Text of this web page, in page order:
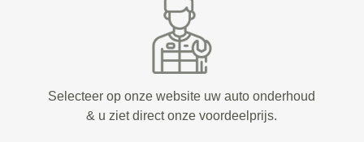
Selecteer op onze website uw auto onderhoud
& u ziet direct onze voordeelprijs.